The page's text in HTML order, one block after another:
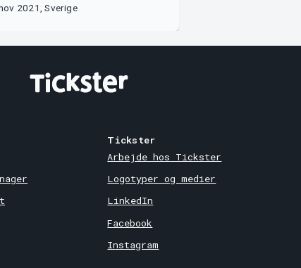
2021, Sverige
Tickster
Arbejde hos Tickster
Logotyper og medier
LinkedIn
Facebook
Instagram